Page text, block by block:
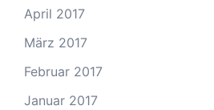
April 2017
März 2017
Februar 2017
Januar 2017